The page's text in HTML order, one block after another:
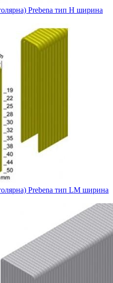
Prebena тип H ширина
Prebena тип LM ширина